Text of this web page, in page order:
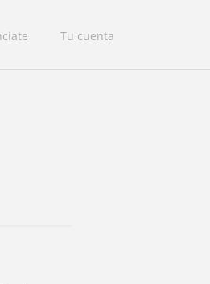
Tu cuenta